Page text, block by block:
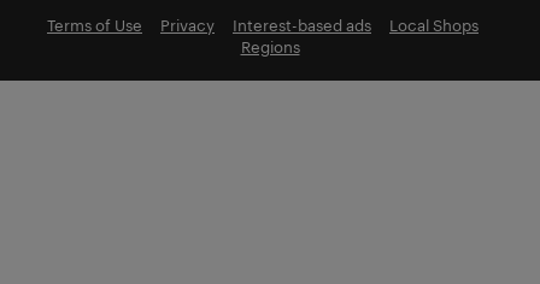
Terms of Use
Privacy Interest-based ads
Local Shops
Regions